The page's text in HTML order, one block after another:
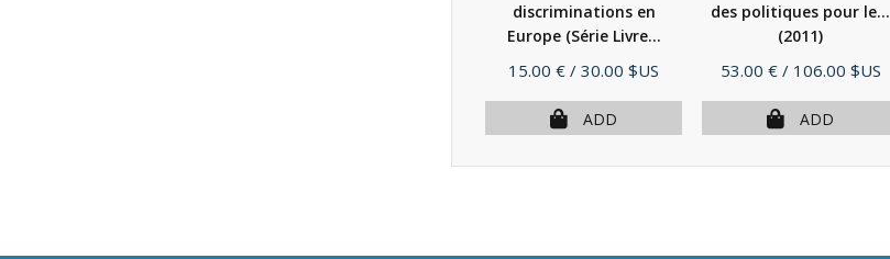
discriminations en
Europe (Série Livre...
Price
15.00 € / 30.00 $US
ADD
des politiques pour le...
(2011)
Price
53.00 € / 106.00 $US
ADD